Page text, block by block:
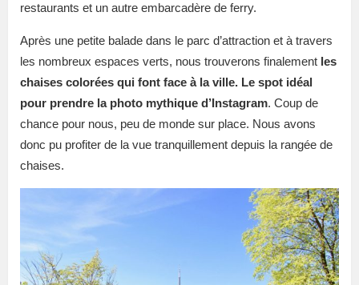
restaurants et un autre embarcadère de ferry.
Après une petite balade dans le parc d’attraction et à travers
les nombreux espaces verts, nous trouverons finalement les
chaises colorées qui font face à la ville. Le spot idéal
pour prendre la photo mythique d’Instagram. Coup de
chance pour nous, peu de monde sur place. Nous avons
donc pu profiter de la vue tranquillement depuis la rangée de
chaises.